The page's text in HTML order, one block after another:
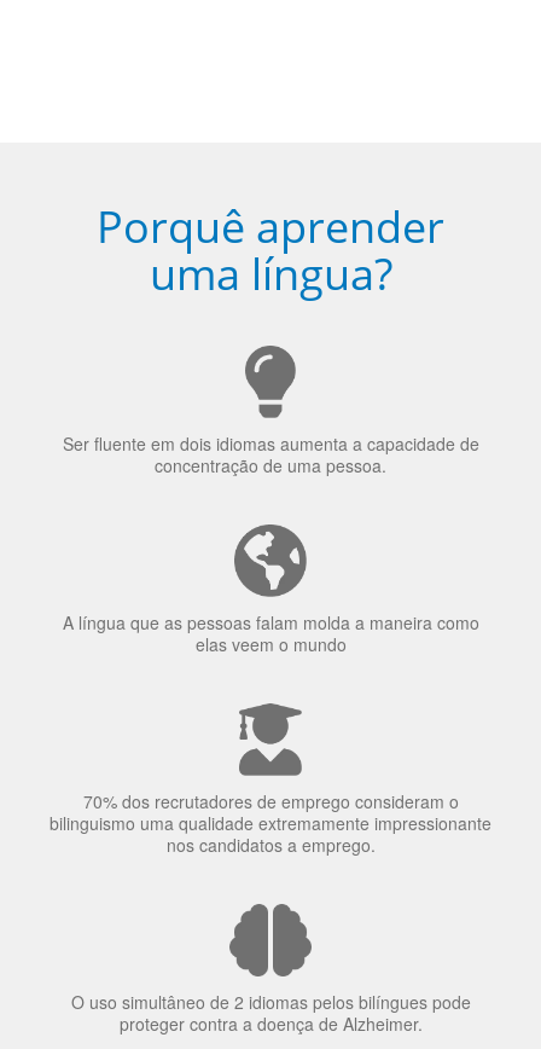
Porquê aprender
uma língua?
Ser fluente em dois idiomas aumenta a capacidade de
concentração de uma pessoa.
A língua que as pessoas falam molda a maneira como
elas veem o mundo
70% dos recrutadores de emprego consideram o
bilinguismo uma qualidade extremamente impressionante
nos candidatos a emprego.
O uso simultâneo de 2 idiomas pelos bilíngues pode
proteger contra a doença de Alzheimer.